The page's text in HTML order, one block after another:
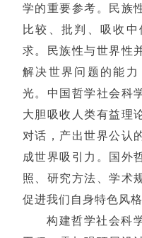
学的重要参考。民族
比较、批判、吸收
求。民族性与世界性
解决世界问题的能
光。中国哲学社会科
大胆吸收人类有益理
对话，产出世界公认
成世界吸引力。国外
照、研究方法、学术
促进我们自身特色风
构建哲学社会科